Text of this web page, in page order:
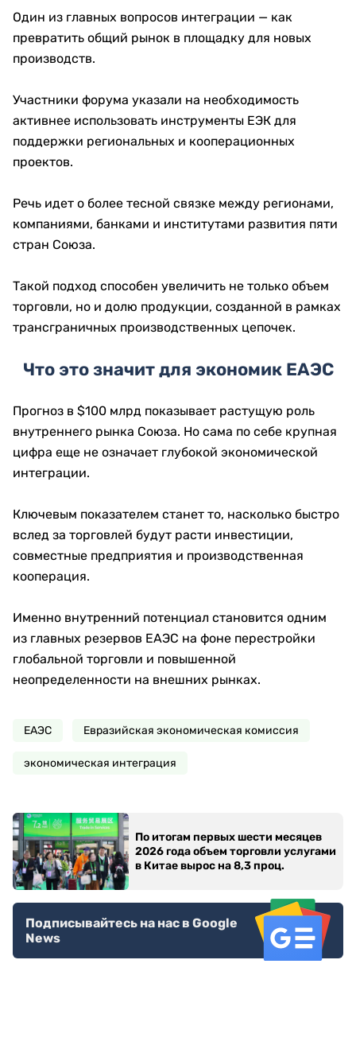
Один из главных вопросов интеграции — как
превратить общий рынок в площадку для новых
производств.
Участники форума указали на необходимость
активнее использовать инструменты ЕЭК для
поддержки региональных и кооперационных
проектов.
Речь идет о более тесной связке между регионами,
компаниями, банками и институтами развития пяти
стран Союза.
Такой подход способен увеличить не только объем
торговли, но и долю продукции, созданной в рамках
трансграничных производственных цепочек.
Что это значит для экономик ЕАЭС
Прогноз в $100 млрд показывает растущую роль
внутреннего рынка Союза. Но сама по себе крупная
цифра еще не означает глубокой экономической
интеграции.
Ключевым показателем станет то, насколько быстро
вслед за торговлей будут расти инвестиции,
совместные предприятия и производственная
кооперация.
Именно внутренний потенциал становится одним
из главных резервов ЕАЭС на фоне перестройки
глобальной торговли и повышенной
неопределенности на внешних рынках.
ЕАЭС Евразийская экономическая комиссия
экономическая интеграция
По итогам первых шести месяцев
2026 года объем торговли услугами
в Китае вырос на 8,3 проц.
Подписывайтесь на нас в Google
News